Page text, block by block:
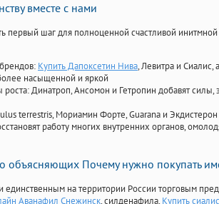
вместе с нами
первый шаг для полноценной счастливой
Купить Дапоксетин Нива, Левитра и
насыщенной и яркой
роста: Динатроп, Ансомон и Гетропин добавят
terrestris, Мориамин Форте, Guarana и
работу многих внутренних органов,
объясняющих Почему нужно покупать
на территории России торговым
Аванафил Снежинск, силденафила, Купить